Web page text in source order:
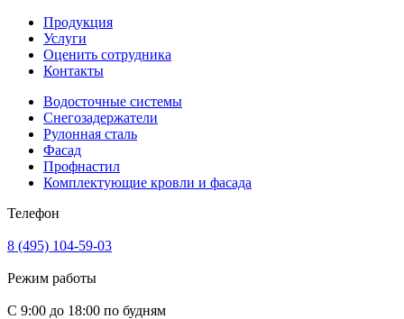
Продукция
Услуги
Оценить сотрудника
Контакты
Водосточные системы
Снегозадержатели
Рулонная сталь
Фасад
Профнастил
Комплектующие кровли и фасада
Телефон
8 (495) 104-59-03
Режим работы
С 9:00 до 18:00 по будням